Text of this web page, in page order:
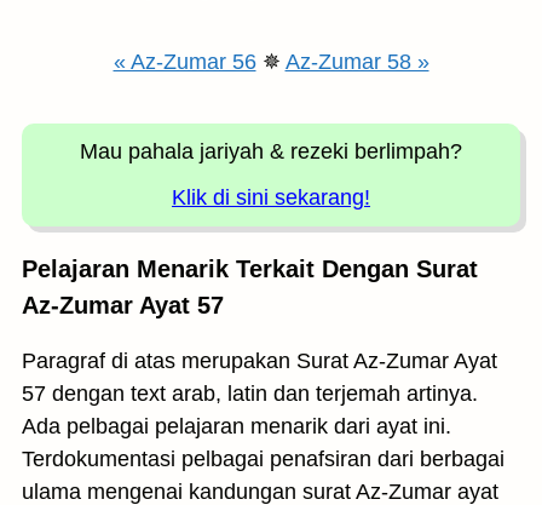
« Az-Zumar 56✵ Az-Zumar 58 »
Mau pahala jariyah & rezeki berlimpah?
Klik di sini sekarang!
Pelajaran Menarik Terkait Dengan Surat
Az-Zumar Ayat 57
Paragraf di atas merupakan Surat Az-Zumar Ayat
57 dengan text arab, latin dan terjemah artinya.
Ada pelbagai pelajaran menarik dari ayat ini.
Terdokumentasi pelbagai penafsiran dari berbagai
ulama mengenai kandungan surat Az-Zumar ayat